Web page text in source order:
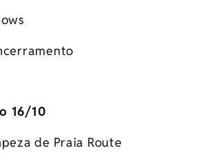
16/10
de Praia Route